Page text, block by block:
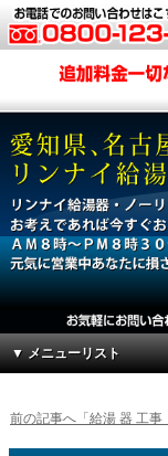
▼ メニューリスト
前の記事へ「給湯 器 工事